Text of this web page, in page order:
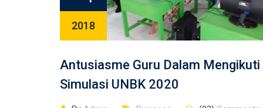
2018
Antusiasme Guru Dalam Mengikuti
Simulasi UNBK 2020